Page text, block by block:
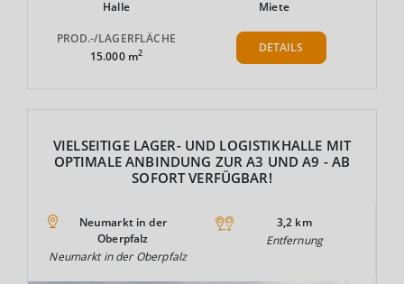
Halle
Miete
PROD.-/LAGERFLÄCHE
15.000 m2 DETAILS
VIELSEITIGE LAGER- UND LOGISTIKHALLE MIT
OPTIMALE ANBINDUNG ZUR A3 UND A9 - AB
SOFORT VERFÜGBAR!
Neumarkt in der
Oberpfalz
Neumarkt in der Oberpfalz
3,2 km
Entfernung